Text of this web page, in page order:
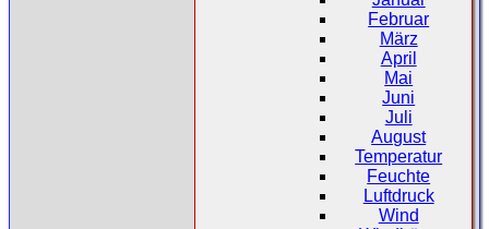
Februar
März
April
Mai
Juni
Juli
August
Temperatur
Feuchte
Luftdruck
Wind